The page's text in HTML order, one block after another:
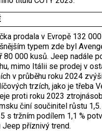
prodala v Evropě 132
typem zde byl
80 000 kusů. Jeep nadále
mimo Itálii se prodej v
v průběhu roku 2024
trzích, jako je třeba
proti roku 2023
činí součinitel růstu
s tržním podílem 1,1 %
příznivý trend.